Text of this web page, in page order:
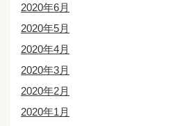
2020年6月
2020年5月
2020年4月
2020年3月
2020年2月
2020年1月